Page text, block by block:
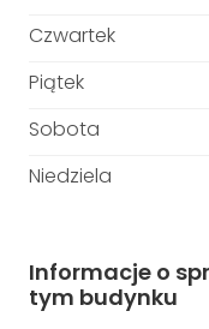
Czwartek
Piątek
Sobota
Niedziela
Informacje o
tym budynku